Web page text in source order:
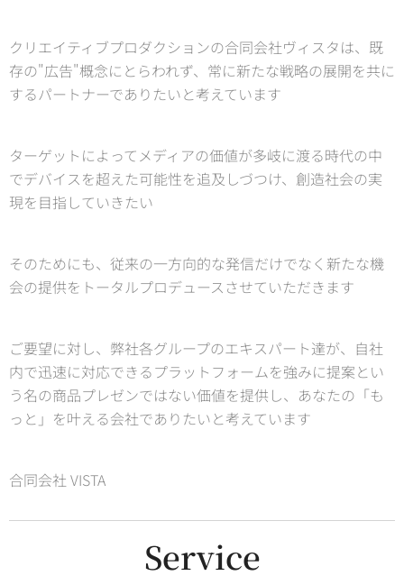
クリエイティブプロダクションの合同会社ヴィスタは、既
存の"広告"概念にとらわれず、常に新たな戦略の展開を共に
するパートナーでありたいと考えています
ターゲットによってメディアの価値が多岐に渡る時代の中
でデバイスを超えた可能性を追及しづつけ、創造社会の実
現を目指していきたい
そのためにも、従来の一方向的な発信だけでなく新たな機
会の提供をトータルプロデュースさせていただきます
ご要望に対し、弊社各グループのエキスパート達が、自社
内で迅速に対応できるプラットフォームを強みに提案とい
う名の商品プレゼンではない価値を提供し、あなたの「も
っと」を叶える会社でありたいと考えています
合同会社 VISTA
Service